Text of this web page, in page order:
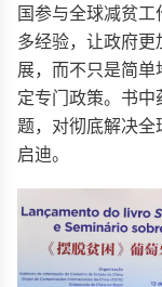
国参与全球减贫
多经验，让政府
展，而不只是简
定专门政策。书
题，对彻底解决
启迪。